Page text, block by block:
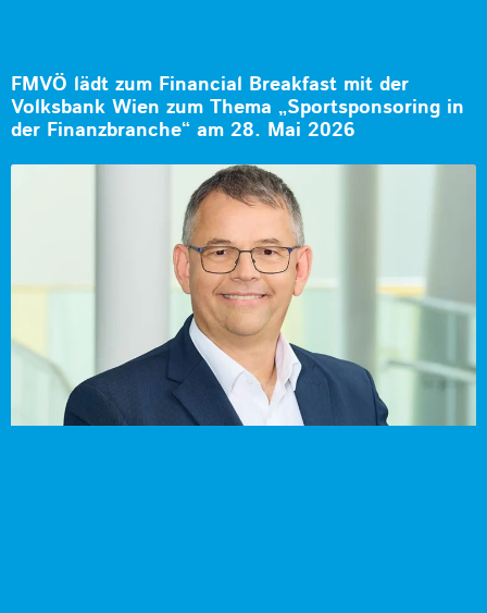
FMVÖ lädt zum Financial Breakfast mit der
Volksbank Wien zum Thema „Sportsponsoring in
der Finanzbranche“ am 28. Mai 2026